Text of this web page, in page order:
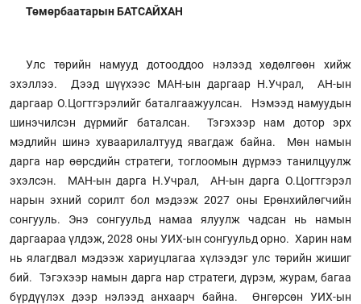
Төмөрбаатарын БАТСАЙХАН
Улс төрийн намууд дотооддоо нэлээд хөдөлгөөн хийж
эхэллээ. Дээд шүүхээс МАН-ын даргаар Н.Учрал, АН-ын
даргаар О.Цогтгэрэлийг баталгаажуулсан. Нэмээд намуудын
шинэчилсэн дүрмийг баталсан. Тэгэхээр нам дотор эрх
мэдлийн шинэ хуваарилалтууд явагдаж байна. Мөн намын
дарга нар өөрсдийн стратеги, тоглоомын дүрмээ танилцуулж
эхэлсэн. МАН-ын дарга Н.Учрал, АН-ын дарга О.Цогтгэрэл
нарын эхний сорилт бол мэдээж 2027 оны Ерөнхийлөгчийн
сонгууль. Энэ сонгуульд намаа ялуулж чадсан нь намын
даргаараа үлдэж, 2028 оны УИХ-ын сонгуульд орно. Харин нам
нь ялагдвал мэдээж хариуцлагаа хүлээдэг улс төрийн жишиг
бий. Тэгэхээр намын дарга нар стратеги, дүрэм, журам, багаа
бүрдүүлэх дээр нэлээд анхаарч байна. Өнгөрсөн УИХ-ын